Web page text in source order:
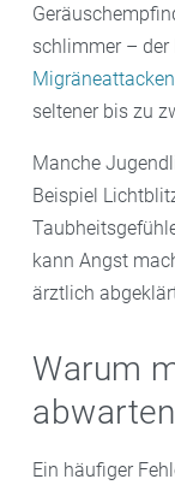
schlimmer – der
Migräneattacken
seltener bis zu
Manche
Beispiel
kann Angst
ärztlich
Warum
Ein häufiger